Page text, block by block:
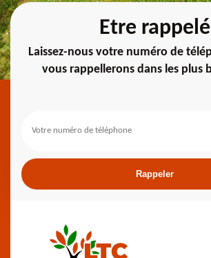
Etre rappelé
Laissez-nous votre numéro de
vous rappellerons dans les plus